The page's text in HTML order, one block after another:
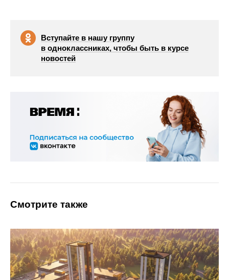
Вступайте в нашу группу
в одноклассниках, чтобы быть в курсе
новостей
Смотрите также